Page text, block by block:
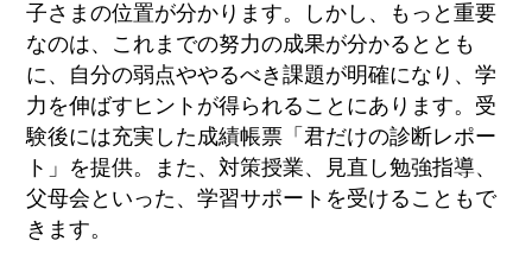
子さまの位置が分かります。しかし、もっと重要
なのは、これまでの努力の成果が分かるととも
に、自分の弱点ややるべき課題が明確になり、学
力を伸ばすヒントが得られることにあります。受
験後には充実した成績帳票「君だけの診断レポー
ト」を提供。また、対策授業、見直し勉強指導、
父母会といった、学習サポートを受けることもで
きます。